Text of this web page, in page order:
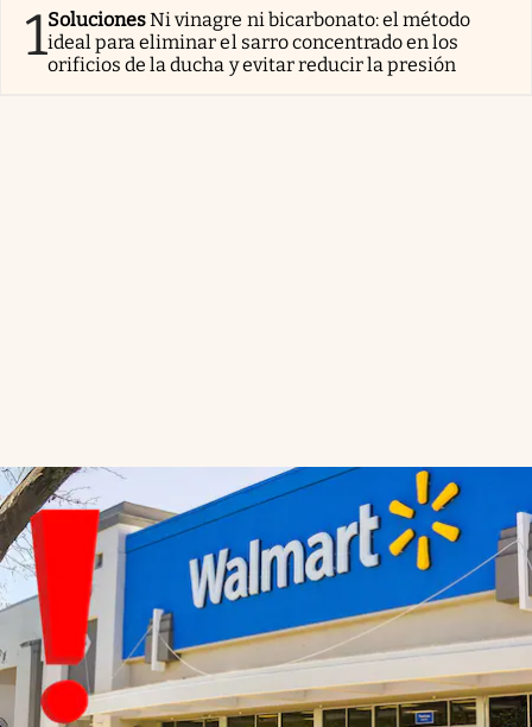
1SolucionesNi vinagre ni bicarbonato: el método
ideal para eliminar el sarro concentrado en los
orificios de la ducha y evitar reducir la presión